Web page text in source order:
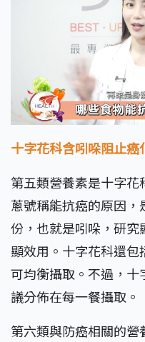
十字花科含吲哚阻止
第五類營養素是十字
蔥號稱能抗癌的原因
份，也就是吲哚，研
顯效用。十字花科還
可均衡攝取。不過，
議分佈在每一餐攝取。
第六類與防癌相關的